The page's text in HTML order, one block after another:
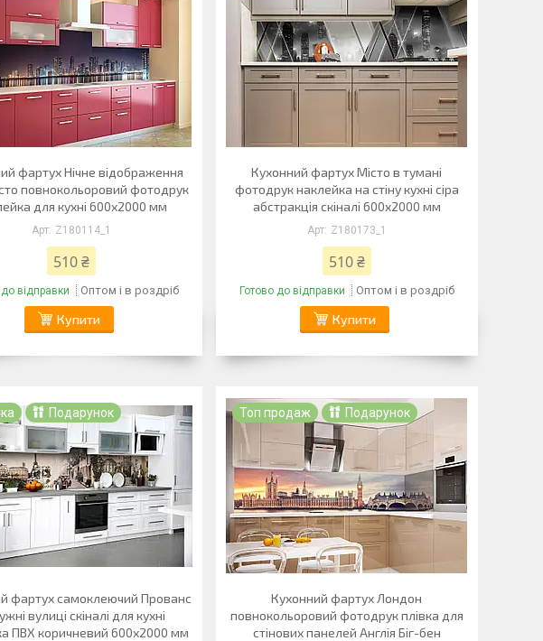
фартух Нічне відображення
повнокольоровий фотодрук
для кухні 600х2000 мм
Z180114_1
510 ₴
до відправки Оптом і в роздріб
Купити
Кухонний фартух Місто в тумані
фотодрук наклейка на стіну кухні сіра
абстракція скіналі 600х2000 мм
Z180173_1
510 ₴
Готово до відправки Оптом і в роздріб
Купити
Подарунок
фартух самоклеючий Прованс
вулиці скіналі для кухні
ПВХ коричневий 600х2000 мм
Топ продаж Подарунок
Кухонний фартух Лондон
повнокольоровий фотодрук плівка для
стінових панелей Англія Біг-бен